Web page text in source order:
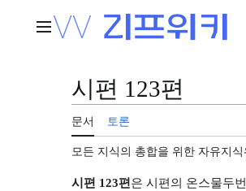
주 메뉴
시편 123편
문서 토론
모든 지식의 총합을 위한 자유지식
시편 123편 은 시편의 온스물두